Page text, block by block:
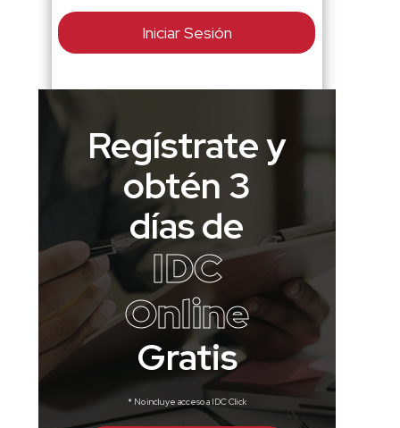
Iniciar Sesión
Regístrate y
obtén 3
días de
IDC
Online
Gratis
* No incluye acceso a IDC Click